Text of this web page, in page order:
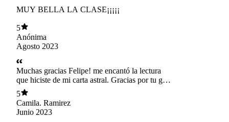
MUY BELLA LA CLASE¡¡¡¡¡
5
Anónima
Agosto 2023
Muchas gracias Felipe! me encantó la lectura
que hiciste de mi carta astral. Gracias por tu guía
y ayuda. Me sirvió un montón para encontrar
claridad en áreas en que sentía inseguridad. Me
encantó tu dedicación, buena disposición,
ejemplos claros y el manejo que tienes de lo que
5
Camila. Ramirez
Junio 2023